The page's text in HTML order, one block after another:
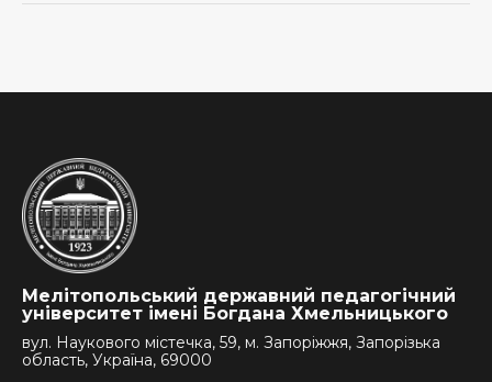
Мелітопольський державний педагогічний
університет імені Богдана Хмельницького
вул. Наукового містечка, 59, м. Запоріжжя, Запорізька
область, Україна, 69000